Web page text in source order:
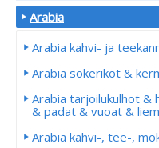
Arabia
Arabia kahvi- ja
Arabia sokerikot &
Arabia tarjoilukulhot &
& padat & vuoat &
Arabia kahvi-, tee-,